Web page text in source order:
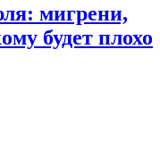
мигрени,
будет плохо